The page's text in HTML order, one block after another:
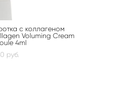
с коллагеном
Voluming Cream
4ml
pуб.